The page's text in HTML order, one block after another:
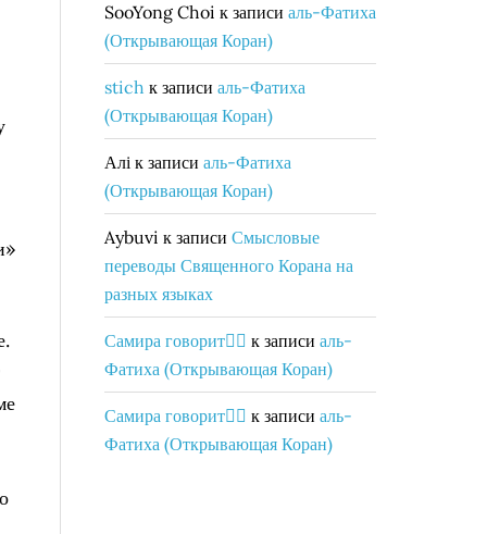
SooYong Choi к записи аль-Фатиха
(Открывающая Коран)
stich к записи аль-Фатиха
(Открывающая Коран)
Алі к записи аль-Фатиха
(Открывающая Коран)
Aybuvi к записи Смысловые
переводы Священного Корана на
разных языках
Самира говорит👇🏻 к записи аль-
Фатиха (Открывающая Коран)
Самира говорит👇🏻 к записи аль-
Фатиха (Открывающая Коран)